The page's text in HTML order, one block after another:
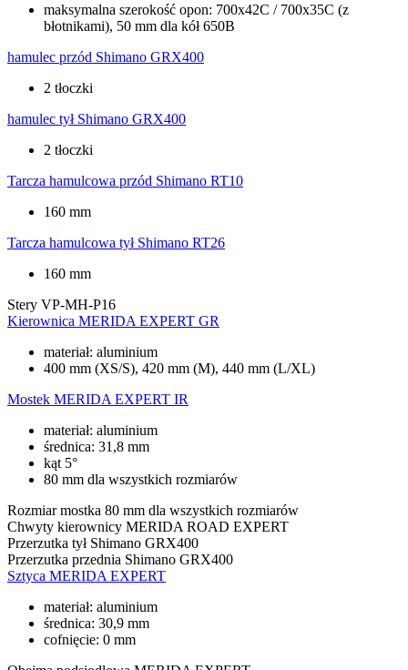
maksymalna szerokość opon: 700x42C / 700x35C (z
błotnikami), 50 mm dla kół 650B
hamulec przód Shimano GRX400
2 tłoczki
hamulec tył Shimano GRX400
2 tłoczki
Tarcza hamulcowa przód Shimano RT10
160 mm
Tarcza hamulcowa tył Shimano RT26
160 mm
Stery VP-MH-P16
Kierownica MERIDA EXPERT GR
materiał: aluminium
400 mm (XS/S), 420 mm (M), 440 mm (L/XL)
Mostek MERIDA EXPERT IR
materiał: aluminium
średnica: 31,8 mm
kąt 5°
80 mm dla wszystkich rozmiarów
Rozmiar mostka 80 mm dla wszystkich rozmiarów
Chwyty kierownicy MERIDA ROAD EXPERT
Przerzutka tył Shimano GRX400
Przerzutka przednia Shimano GRX400
Sztyca MERIDA EXPERT
materiał: aluminium
średnica: 30,9 mm
cofnięcie: 0 mm